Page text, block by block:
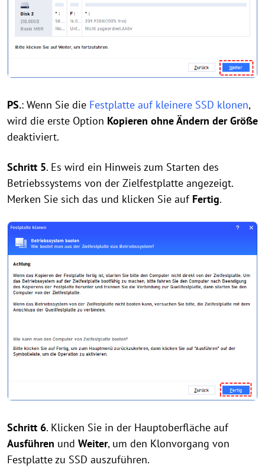
PS.: Wenn Sie die Festplatte auf kleinere SSD klonen,
wird die erste Option Kopieren ohne Ändern der Größe
deaktiviert.
Schritt 5. Es wird ein Hinweis zum Starten des
Betriebssystems von der Zielfestplatte angezeigt.
Merken Sie sich das und klicken Sie auf Fertig.
Schritt 6. Klicken Sie in der Hauptoberfläche auf
Ausführen und Weiter, um den Klonvorgang von
Festplatte zu SSD auszuführen.